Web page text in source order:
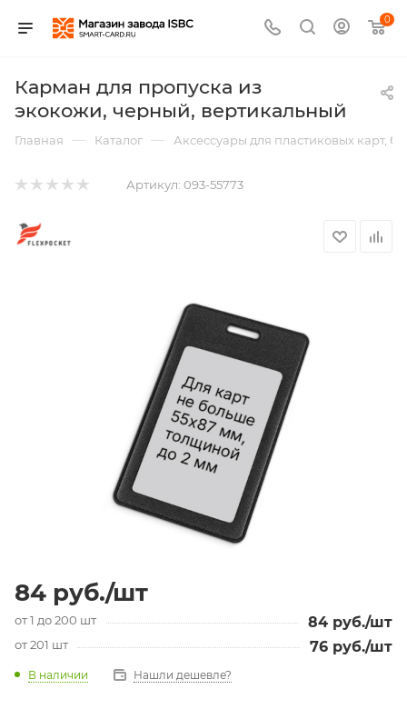
0
Карман для пропуска из
экокожи, черный, вертикальный
Главная — Каталог — Аксессуары для пластиковых карт,
Артикул: 093-55773
84 руб./шт
от 1 до 200 шт 84 руб./шт
от 201 шт 76 руб./шт
В наличии Нашли дешевле?